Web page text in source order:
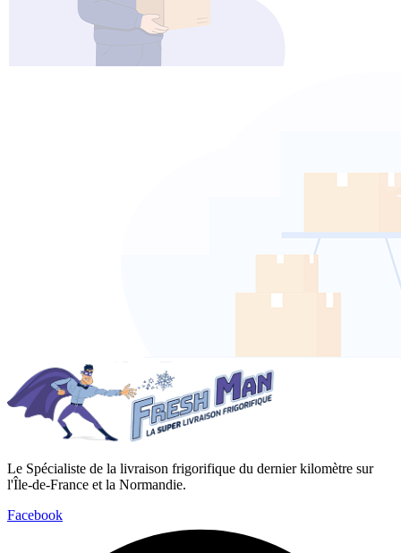
Le Spécialiste de la livraison frigorifique du dernier kilomètre sur
l'Île-de-France et la Normandie.
Facebook